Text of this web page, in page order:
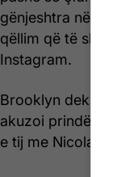
gënjeshtra në
qëllim që të
Instagram.
Brooklyn
akuzoi prindërit e
e tij me Nicola